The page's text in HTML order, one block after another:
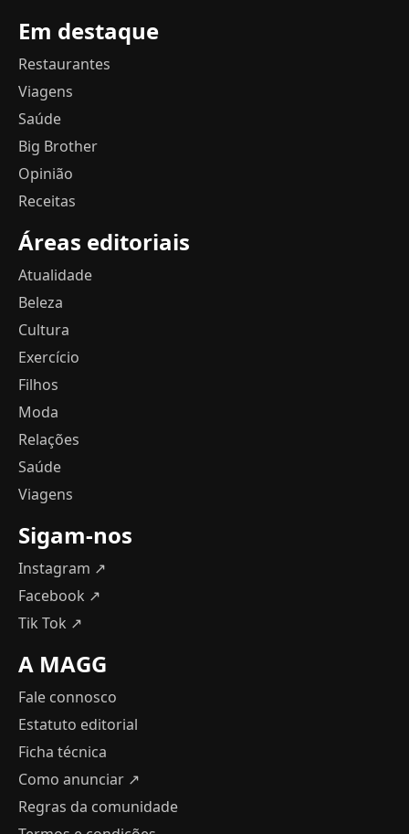
Em destaque
Restaurantes
Viagens
Saúde
Big Brother
Opinião
Receitas
Áreas editoriais
Atualidade
Beleza
Cultura
Exercício
Filhos
Moda
Relações
Saúde
Viagens
Sigam-nos
Instagram ↗
Facebook ↗
Tik Tok ↗
A MAGG
Fale connosco
Estatuto editorial
Ficha técnica
Como anunciar ↗
Regras da comunidade